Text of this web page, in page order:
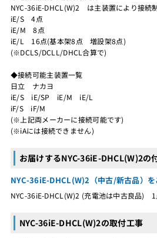
NYC-36iE-DHCL(W)2 は主装置により接続
iE/S 4点
iE/M 8点
iE/L 16点(基本架8点 増設架8点)
(※DCLS/DCLL/DHCL合算で)
◆接続可能主装置一覧
日立 ナカヨ
iE/S iE/SP iE/M iE/L
iF/S iF/M
(※上記両メーカーに接続可能です)
(※iAには接続できません)
お届けするNYC-36iE-DHCL(W)2の
NYC-36iE-DHCL(W)2（中古/新古品）
NYC-36iE-DHCL(W)2 (充電池は中古良品) 1
NYC-36iE-DHCL(W)2の取付工事